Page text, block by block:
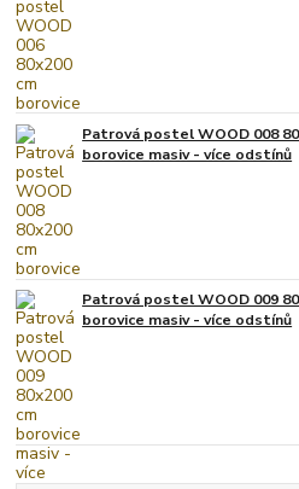
Patrová postel WOOD 008
borovice masiv - více odstínů
Patrová postel WOOD 009
borovice masiv - více odstínů